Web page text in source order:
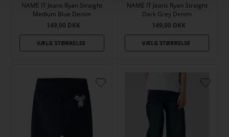
NAME IT Jeans Ryan Straight
Medium Blue Denim
149,00 DKK
NAME IT Jeans Ryan Straight
Dark Grey Denim
149,00 DKK